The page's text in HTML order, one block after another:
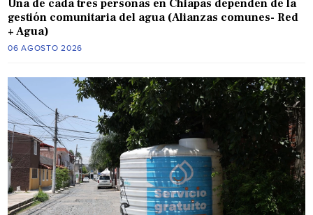
Una de cada tres personas en Chiapas dependen de la
gestión comunitaria del agua (Alianzas comunes- Red
+ Agua)
06 AGOSTO 2026